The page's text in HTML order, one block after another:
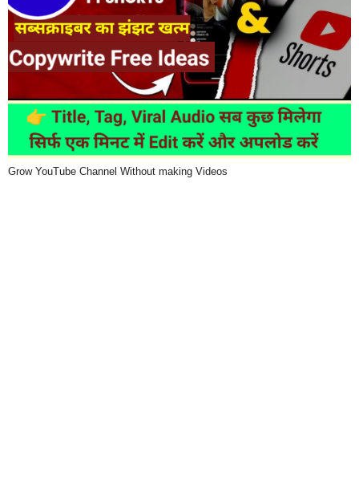
Grow YouTube Channel Without making Videos